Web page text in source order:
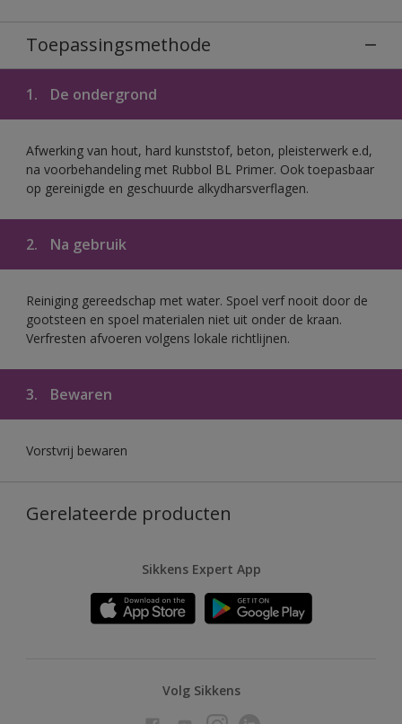
Toepassingsmethode
1. De ondergrond
Afwerking van hout, hard kunststof, beton, pleisterwerk e.d,
na voorbehandeling met Rubbol BL Primer. Ook toepasbaar
op gereinigde en geschuurde alkydharsverflagen.
2. Na gebruik
Reiniging gereedschap met water. Spoel verf nooit door de
gootsteen en spoel materialen niet uit onder de kraan.
Verfresten afvoeren volgens lokale richtlijnen.
3. Bewaren
Vorstvrij bewaren
Gerelateerde producten
Sikkens Expert App
Volg Sikkens